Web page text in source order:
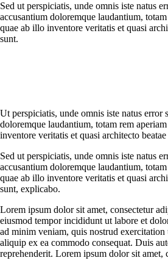
Sed ut perspiciatis, unde omnis iste natus
accusantium doloremque laudantium,
quae ab illo inventore veritatis et quasi
sunt.
Ut perspiciatis, unde omnis iste natus error
doloremque laudantium, totam rem
inventore veritatis et quasi architecto
Sed ut perspiciatis, unde omnis iste natus
accusantium doloremque laudantium,
quae ab illo inventore veritatis et quasi
sunt, explicabo.
Lorem ipsum dolor sit amet, consectetur
eiusmod tempor incididunt ut labore et
ad minim veniam, quis nostrud
aliquip ex ea commodo consequat. Duis
reprehenderit. Lorem ipsum dolor sit amet,